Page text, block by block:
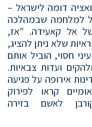
דומה לישראל –
למלחמה שבמהלכה
מחבלים של אל קאעידה. "אז,
שלא ניתן להציג,
חסוי, הוביל אותם
ועדות צבאיות.
אירופה על פגיעה
קראו לפירוק
לאשם בזירה